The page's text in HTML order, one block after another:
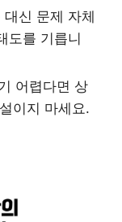
신 문제 자체
도를 기릅니
어렵다면 상
이지 마세요.